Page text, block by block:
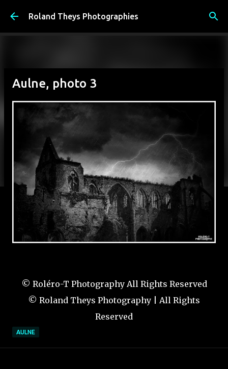
Accéder au contenu principal
Roland Theys Photographies
Aulne, photo 3
© Roléro-T Photography All Rights Reserved
© Roland Theys Photography | All Rights
Reserved
AULNE